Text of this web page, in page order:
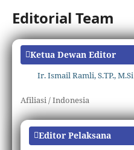
Editorial Team
Ketua Dewan Editor
Ir. Ismail Ramli, S.TP., M.Si
Afiliasi / Indonesia
Editor Pelaksana